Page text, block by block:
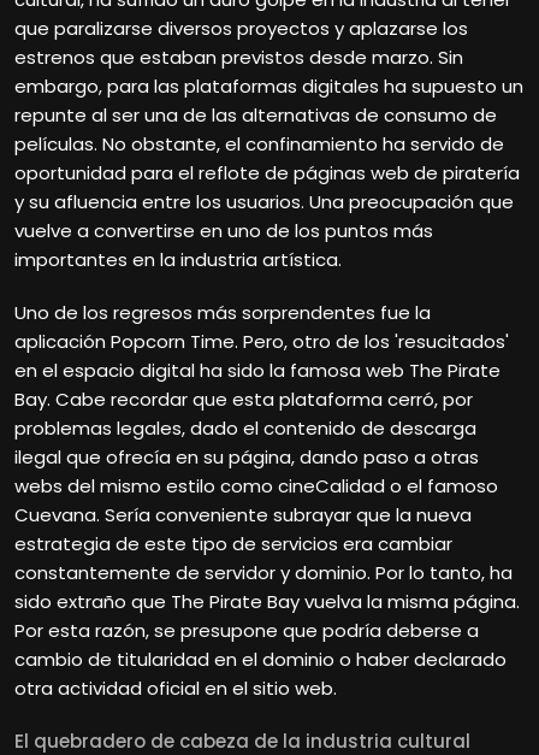
que paralizarse diversos proyectos y aplazarse los
estrenos que estaban previstos desde marzo. Sin
embargo, para las plataformas digitales ha supuesto un
repunte al ser una de las alternativas de consumo de
películas. No obstante, el confinamiento ha servido de
oportunidad para el reflote de páginas web de piratería
y su afluencia entre los usuarios. Una preocupación que
vuelve a convertirse en uno de los puntos más
importantes en la industria artística.
Uno de los regresos más sorprendentes fue la
aplicación Popcorn Time. Pero, otro de los 'resucitados'
en el espacio digital ha sido la famosa web The Pirate
Bay. Cabe recordar que esta plataforma cerró, por
problemas legales, dado el contenido de descarga
ilegal que ofrecía en su página, dando paso a otras
webs del mismo estilo como cineCalidad o el famoso
Cuevana. Sería conveniente subrayar que la nueva
estrategia de este tipo de servicios era cambiar
constantemente de servidor y dominio. Por lo tanto, ha
sido extraño que The Pirate Bay vuelva la misma página.
Por esta razón, se presupone que podría deberse a
cambio de titularidad en el dominio o haber declarado
otra actividad oficial en el sitio web.
El quebradero de cabeza de la industria cultural